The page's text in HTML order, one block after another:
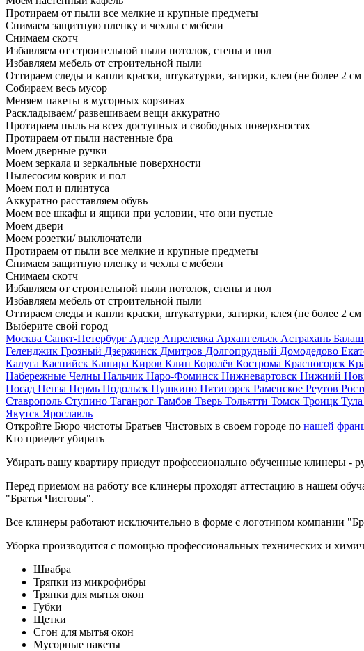
Протираем от пыли все мелкие и крупные предметы
Снимаем защитную пленку и чехлы с мебели
Снимаем скотч
Избавляем от строительной пыли потолок, стены и пол
Избавляем мебель от строительной пыли
Оттираем следы и капли краски, штукатурки, затирки, клея (не более 2
Собираем весь мусор
Меняем пакеты в мусорных корзинах
Раскладываем/ развешиваем вещи аккуратно
Протираем пыль на всех доступных и свободных поверхностях
Протираем от пыли настенные бра
Моем дверные ручки
Моем зеркала и зеркальные поверхности
Пылесосим коврик и пол
Моем пол и плинтуса
Аккуратно расставляем обувь
Моем все шкафы и ящики при условии, что они пустые
Моем двери
Моем розетки/ выключатели
Протираем от пыли все мелкие и крупные предметы
Снимаем защитную пленку и чехлы с мебели
Снимаем скотч
Избавляем от строительной пыли потолок, стены и пол
Избавляем мебель от строительной пыли
Оттираем следы и капли краски, штукатурки, затирки, клея (не более 2
Выберите свой город
Москва Санкт-Петербург Адлер Апрелевка Архангельск Астрахань
Геленджик Грозный Дзержинск Дмитров Долгопрудный Домодедово
Калуга Каспийск Кашира Киров Клин Королёв Кострома Красногорск
Набережные Челны Нальчик Наро-Фоминск Нижневартовск Нижний
Посад Пенза Пермь Подольск Пушкино Пятигорск Раменское Реутов
Ставрополь Ступино Таганрог Тамбов Тверь Тольятти Томск Троицк Тула
Якутск Ярославль
Откройте Бюро чистоты Братьев Чистовых в своем городе по нашей
Кто приедет убирать
Убирать вашу квартиру приедут профессионально обученные клинеры -
Перед приемом на работу все клинеры проходят аттестацию в нашем
"Братья Чистовы".
Все клинеры работают исключительно в форме с логотипом компании
Уборка производится с помощью профессиональных технических и
Швабра
Тряпки из микрофибры
Тряпки для мытья окон
Губки
Щетки
Сгон для мытья окон
Мусорные пакеты